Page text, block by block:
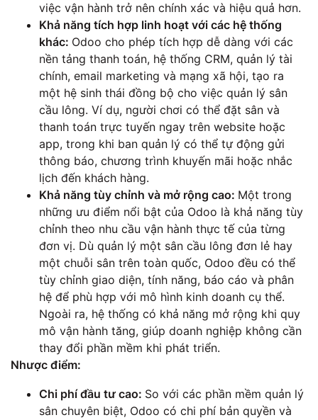
việc vận hành trở nên chính xác và hiệu quả hơn.
Khả năng tích hợp linh hoạt với các hệ thống
khác: Odoo cho phép tích hợp dễ dàng với các
nền tảng thanh toán, hệ thống CRM, quản lý tài
chính, email marketing và mạng xã hội, tạo ra
một hệ sinh thái đồng bộ cho việc quản lý sân
cầu lông. Ví dụ, người chơi có thể đặt sân và
thanh toán trực tuyến ngay trên website hoặc
app, trong khi ban quản lý có thể tự động gửi
thông báo, chương trình khuyến mãi hoặc nhắc
lịch đến khách hàng.
Khả năng tùy chỉnh và mở rộng cao: Một trong
những ưu điểm nổi bật của Odoo là khả năng tùy
chỉnh theo nhu cầu vận hành thực tế của từng
đơn vị. Dù quản lý một sân cầu lông đơn lẻ hay
một chuỗi sân trên toàn quốc, Odoo đều có thể
tùy chỉnh giao diện, tính năng, báo cáo và phân
hệ để phù hợp với mô hình kinh doanh cụ thể.
Ngoài ra, hệ thống có khả năng mở rộng khi quy
mô vận hành tăng, giúp doanh nghiệp không cần
thay đổi phần mềm khi phát triển.
Nhược điểm:
Chi phí đầu tư cao: So với các phần mềm quản lý
sân chuyên biệt, Odoo có chi phí bản quyền và